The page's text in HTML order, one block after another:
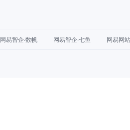
网易智企·数帆 网易智企·七鱼 网易网